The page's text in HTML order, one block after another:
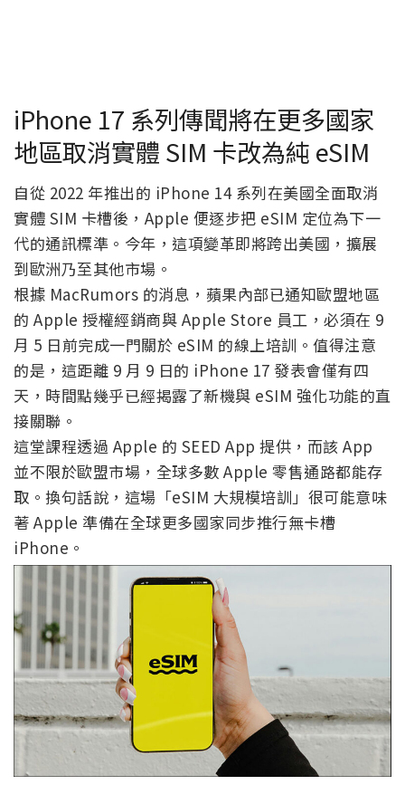
iPhone 17 系列傳聞將在更多國家
地區取消實體 SIM 卡改為純 eSIM
自從 2022 年推出的 iPhone 14 系列在美國全面取消
實體 SIM 卡槽後，Apple 便逐步把 eSIM 定位為下一
代的通訊標準。今年，這項變革即將跨出美國，擴展
到歐洲乃至其他市場。
根據 MacRumors 的消息，蘋果內部已通知歐盟地區
的 Apple 授權經銷商與 Apple Store 員工，必須在 9
月 5 日前完成一門關於 eSIM 的線上培訓。值得注意
的是，這距離 9 月 9 日的 iPhone 17 發表會僅有四
天，時間點幾乎已經揭露了新機與 eSIM 強化功能的直
接關聯。
這堂課程透過 Apple 的 SEED App 提供，而該 App
並不限於歐盟市場，全球多數 Apple 零售通路都能存
取。換句話說，這場「eSIM 大規模培訓」很可能意味
著 Apple 準備在全球更多國家同步推行無卡槽
iPhone。